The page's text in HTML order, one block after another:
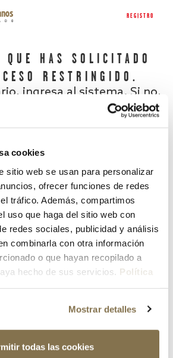
cookies
sitio web se usan para personalizar
ofrecer funciones de redes
tráfico. Además, compartimos
uso que haga del sitio web con
redes sociales, publicidad y análisis
combinarla con otra información
o que hayan recopilado a
hecho de sus servicios. Política
Mostrar detalles
todas las cookies
REGISTRO
QUE HAS SOLICITADO
RESTRINGIDO.
ingresa al sistema. Si no,